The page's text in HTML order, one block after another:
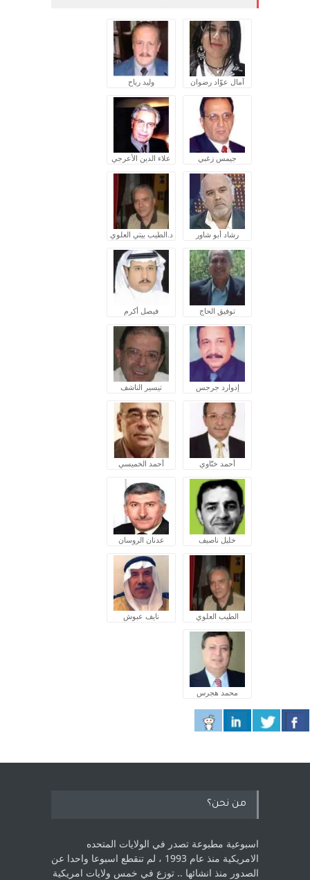
آمال عوّاد رضوان وليد رباح
جيمس زغبي علاء الدين الأعرجي
رشاد أبو شاور د.الطيب بيتي العلوي
توفيق الحاج فيصل أكرم
إدوارد جرجس تيسير الناشف
أحمد ختّاوي أحمد الخميسي
خليل ناصيف عدنان الروسان
الطيب العلوي نايف عبوش
محمد هجرس
من نحن؟
اسبوعية مطبوعة تصدر في الولايات المتحده
الامريكية منذ عام 1993 ، لم ‏تنقطع اسبوعا واحدا عن
الصدور منذ انشائها .. توزع في خمس ولايات امريكية